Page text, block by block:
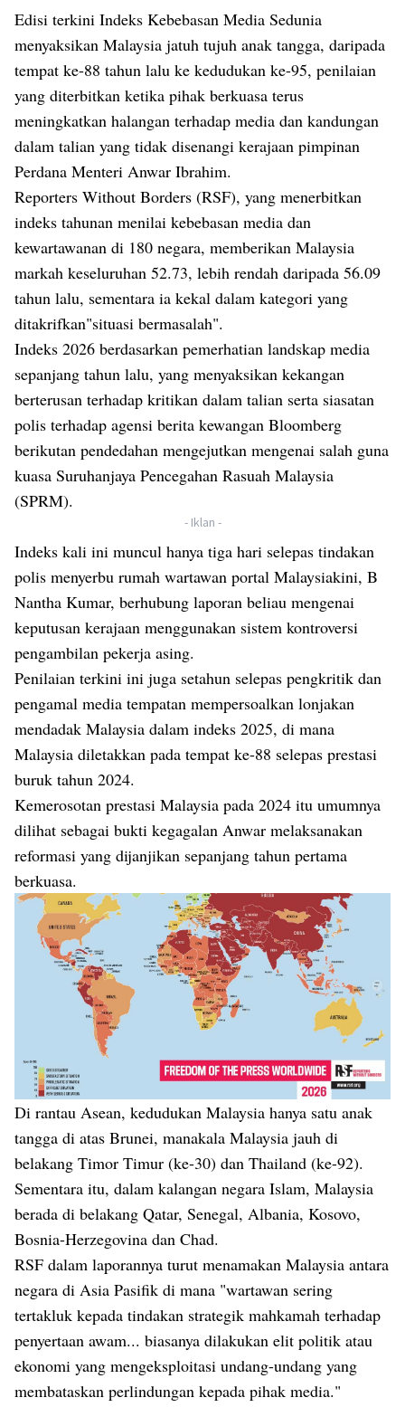
Edisi terkini Indeks Kebebasan Media Sedunia
menyaksikan Malaysia jatuh tujuh anak tangga, daripada
tempat ke-88 tahun lalu ke kedudukan ke-95, penilaian
yang diterbitkan ketika pihak berkuasa terus
meningkatkan halangan terhadap media dan kandungan
dalam talian yang tidak disenangi kerajaan pimpinan
Perdana Menteri Anwar Ibrahim.
Reporters Without Borders (RSF), yang menerbitkan
indeks tahunan menilai kebebasan media dan
kewartawanan di 180 negara, memberikan Malaysia
markah keseluruhan 52.73, lebih rendah daripada 56.09
tahun lalu, sementara ia kekal dalam kategori yang
ditakrifkan"situasi bermasalah".
Indeks 2026 berdasarkan pemerhatian landskap media
sepanjang tahun lalu, yang menyaksikan kekangan
berterusan terhadap kritikan dalam talian serta siasatan
polis terhadap agensi berita kewangan Bloomberg
berikutan pendedahan mengejutkan mengenai salah guna
kuasa Suruhanjaya Pencegahan Rasuah Malaysia
(SPRM).
- Iklan -
Indeks kali ini muncul hanya tiga hari selepas tindakan
polis menyerbu rumah wartawan portal Malaysiakini, B
Nantha Kumar, berhubung laporan beliau mengenai
keputusan kerajaan menggunakan sistem kontroversi
pengambilan pekerja asing.
Penilaian terkini ini juga setahun selepas pengkritik dan
pengamal media tempatan mempersoalkan lonjakan
mendadak Malaysia dalam indeks 2025, di mana
Malaysia diletakkan pada tempat ke-88 selepas prestasi
buruk tahun 2024.
Kemerosotan prestasi Malaysia pada 2024 itu umumnya
dilihat sebagai bukti kegagalan Anwar melaksanakan
reformasi yang dijanjikan sepanjang tahun pertama
berkuasa.
Di rantau Asean, kedudukan Malaysia hanya satu anak
tangga di atas Brunei, manakala Malaysia jauh di
belakang Timor Timur (ke-30) dan Thailand (ke-92).
Sementara itu, dalam kalangan negara Islam, Malaysia
berada di belakang Qatar, Senegal, Albania, Kosovo,
Bosnia-Herzegovina dan Chad.
RSF dalam laporannya turut menamakan Malaysia antara
negara di Asia Pasifik di mana "wartawan sering
tertakluk kepada tindakan strategik mahkamah terhadap
penyertaan awam... biasanya dilakukan elit politik atau
ekonomi yang mengeksploitasi undang-undang yang
membataskan perlindungan kepada pihak media."